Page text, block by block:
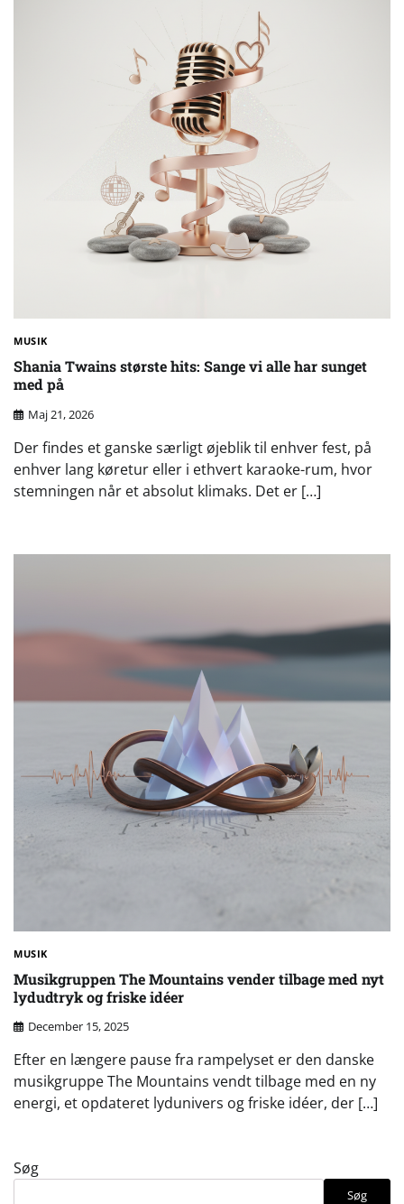
MUSIK
Shania Twains største hits: Sange vi alle har sunget
med på
Maj 21, 2026
Der findes et ganske særligt øjeblik til enhver fest, på
enhver lang køretur eller i ethvert karaoke-rum, hvor
stemningen når et absolut klimaks. Det er […]
MUSIK
Musikgruppen The Mountains vender tilbage med nyt
lydudtryk og friske idéer
December 15, 2025
Efter en længere pause fra rampelyset er den danske
musikgruppe The Mountains vendt tilbage med en ny
energi, et opdateret lydunivers og friske idéer, der […]
Søg
Søg